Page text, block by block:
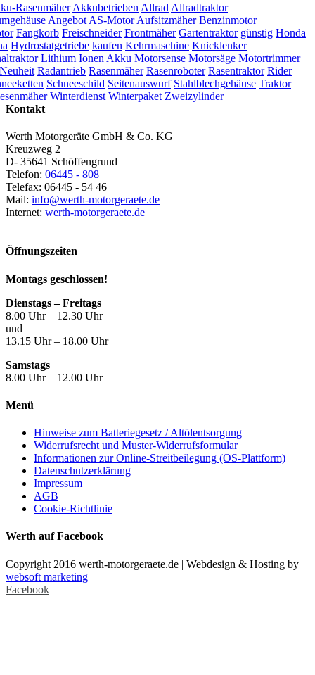
Rasenmäher Akkubetrieben Allrad Allradtraktor
Angebot AS-Motor Aufsitzmäher Benzinmotor
Fangkorb Freischneider Frontmäher Gartentraktor günstig Honda
Hydrostatgetriebe kaufen Kehrmaschine Knicklenker
Lithium Ionen Akku Motorsense Motorsäge Motortrimmer
Neuheit Radantrieb Rasenmäher Rasenroboter Rasentraktor Rider
Schneeschild Seitenauswurf Stahlblechgehäuse Traktor
Winterdienst Winterpaket Zweizylinder
Kontakt
Werth Motorgeräte GmbH & Co. KG
Kreuzweg 2
D- 35641 Schöffengrund
Telefon: 06445 - 808
Telefax: 06445 - 54 46
Mail: info@werth-motorgeraete.de
Internet: werth-motorgeraete.de
Öffnungszeiten
Montags geschlossen!
Dienstags – Freitags
8.00 Uhr – 12.30 Uhr
und
13.15 Uhr – 18.00 Uhr
Samstags
8.00 Uhr – 12.00 Uhr
Menü
Hinweise zum Batteriegesetz / Altölentsorgung
Widerrufsrecht und Muster-Widerrufsformular
Informationen zur Online-Streitbeilegung (OS-Plattform)
Datenschutzerklärung
Impressum
AGB
Cookie-Richtlinie
Werth auf Facebook
Copyright 2016 werth-motorgeraete.de | Webdesign & Hosting by
websoft marketing
Facebook